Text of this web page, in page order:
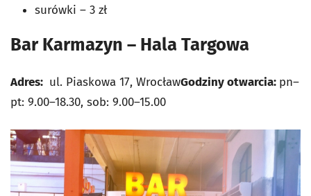
surówki – 3 zł
Bar Karmazyn – Hala Targowa
Adres: ul. Piaskowa 17, WrocławGodziny otwarcia: pn–
pt: 9.00–18.30, sob: 9.00–15.00